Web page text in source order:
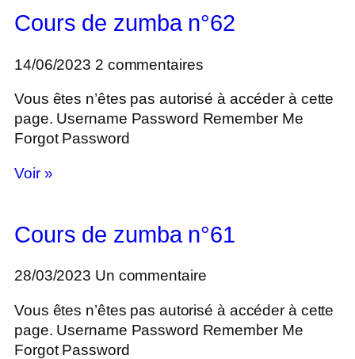
Cours de zumba n°62
14/06/2023 2 commentaires
Vous êtes n’êtes pas autorisé à accéder à cette
page. Username Password Remember Me
Forgot Password
Voir »
Cours de zumba n°61
28/03/2023 Un commentaire
Vous êtes n’êtes pas autorisé à accéder à cette
page. Username Password Remember Me
Forgot Password